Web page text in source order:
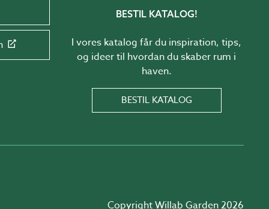
BESTIL KATALOG!
I vores katalog får du inspiration, tips,
og ideer til hvordan du skaber rum i
haven.
BESTIL KATALOG
Copyright Willab Garden 2026